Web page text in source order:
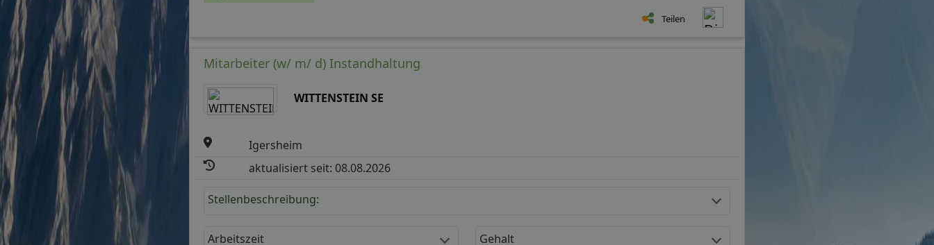
Teilen
Mitarbeiter (w/ m/ d) Instandhaltung
WITTENSTEIN SE
Igersheim
aktualisiert seit: 08.08.2026
Stellenbeschreibung:
Arbeitszeit Gehalt